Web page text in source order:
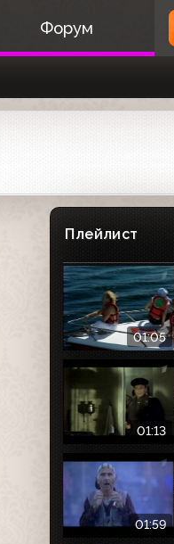
Форум
Плейлист
01:05
01:13
01:59